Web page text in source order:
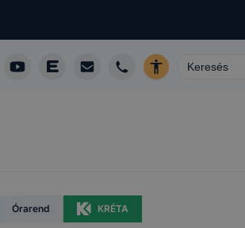
Órarend KRÉTA